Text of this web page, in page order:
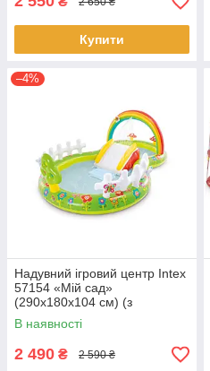
Купити
–4%
Надувний ігровий центр Intex
57154 «Мій сад»
(290х180х104 см) (з
надувними іграшками,
фонтаном і гіркою)
В наявності
2 490 ₴ 2 590 ₴